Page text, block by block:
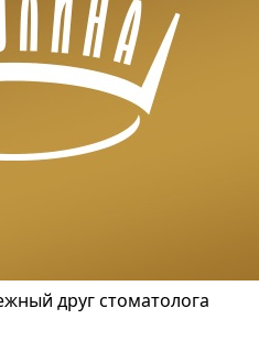
друг стоматолога